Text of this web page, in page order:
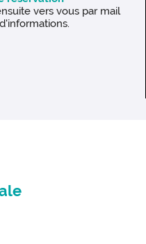
vers vous par mail